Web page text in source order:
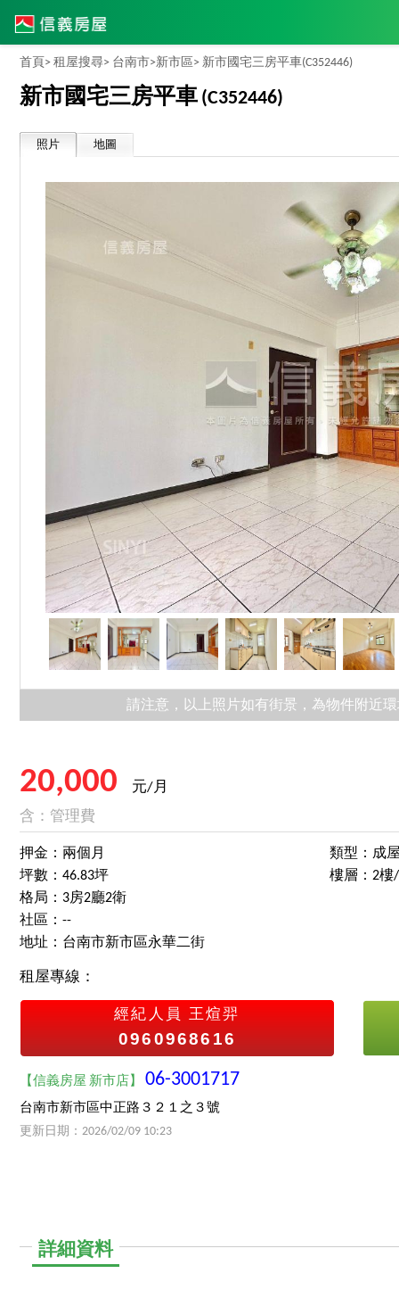
首頁> 租屋搜尋> 台南市>新市區> 新市國宅三房平車(C352446)
新市國宅三房平車 (C352446)
照片 地圖
請注意，以上照片如有街景，為物件附近
20,000
元/月
含：管理費
押金：兩個月
坪數：46.83坪
類型：成
樓層：2樓
格局：3房2廳2衛
社區：--
地址：台南市新市區永華二街
租屋專線：
經紀人員 王煊羿
0960968616
【信義房屋 新市店】06-3001717
台南市新市區中正路３２１之３號
更新日期：2026/02/09 10:23
詳細資料